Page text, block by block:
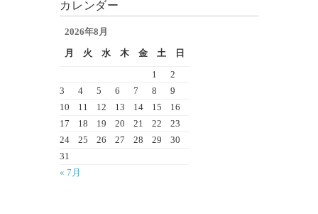
カレンダー
2026年8月
月
火 水 木 金 土 日
« 7月
1
2
3
4 5 6 7 8
9
10
11 12 13 14 15
16
17
18 19 20 21 22
23
24
25 26 27 28 29
30
31